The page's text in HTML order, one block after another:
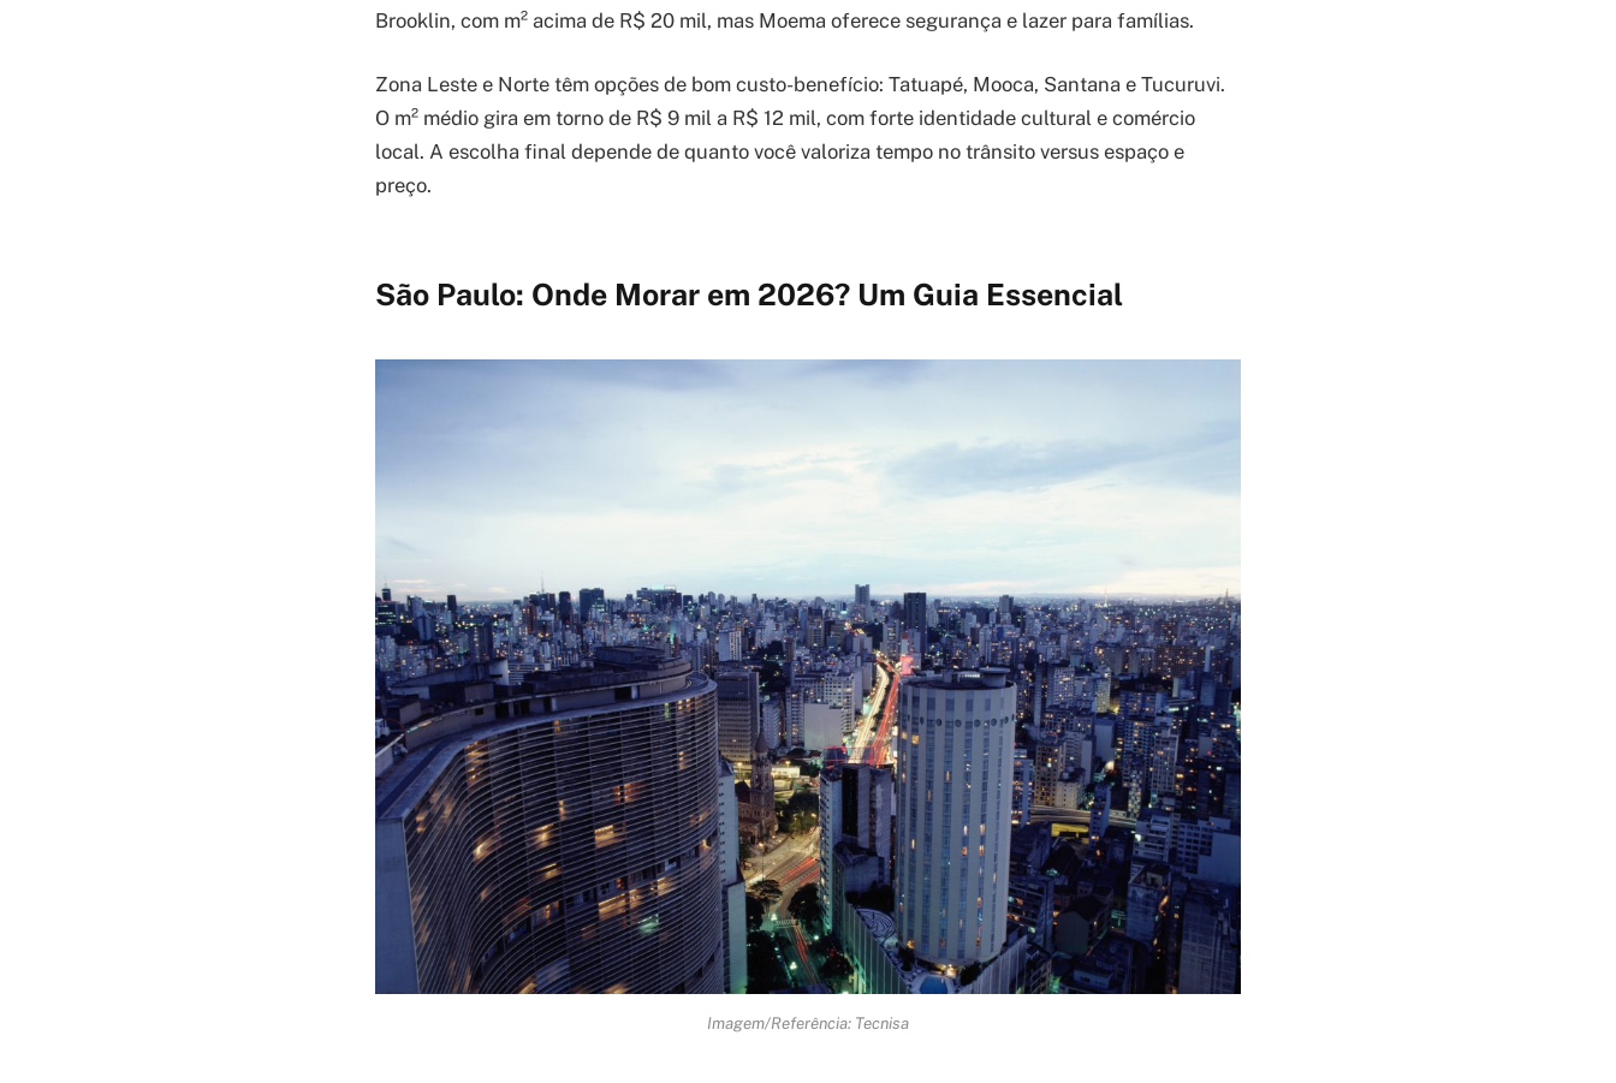
Brooklin, com m² acima de R$ 20 mil, mas Moema oferece segurança e lazer para famílias.
Zona Leste e Norte têm opções de bom custo-benefício: Tatuapé, Mooca, Santana e Tucuruvi.
O m² médio gira em torno de R$ 9 mil a R$ 12 mil, com forte identidade cultural e comércio
local. A escolha final depende de quanto você valoriza tempo no trânsito versus espaço e
preço.
São Paulo: Onde Morar em 2026? Um Guia Essencial
Imagem/Referência: Tecnisa